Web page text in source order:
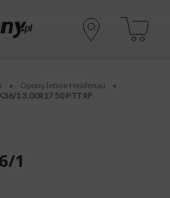
• Opony letnie Heidenau •
1 3.00R17 50 P TT RF
1